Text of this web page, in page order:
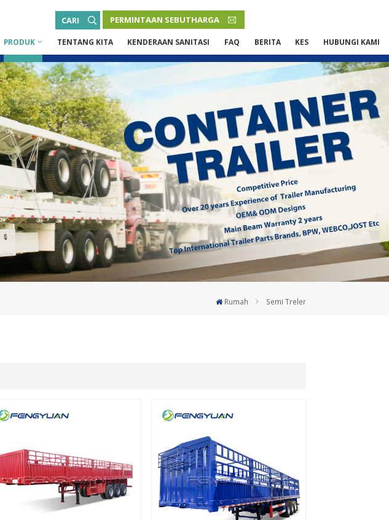
CARI PERMINTAAN SEBUTHARGA
Русский язык
Español
Português
Malay
ภาษา
بالعربية
PRODUK TENTANG KITA KENDERAAN SANITASI FAQ BERITA KES HUBUNGI KAMI
Rumah Semi Treler